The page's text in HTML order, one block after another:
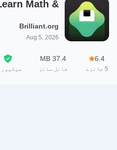
Math &
Brilliant.org
Aug 5, 2026
6.4
5 جائزے
37.4 MB
فائل سائز